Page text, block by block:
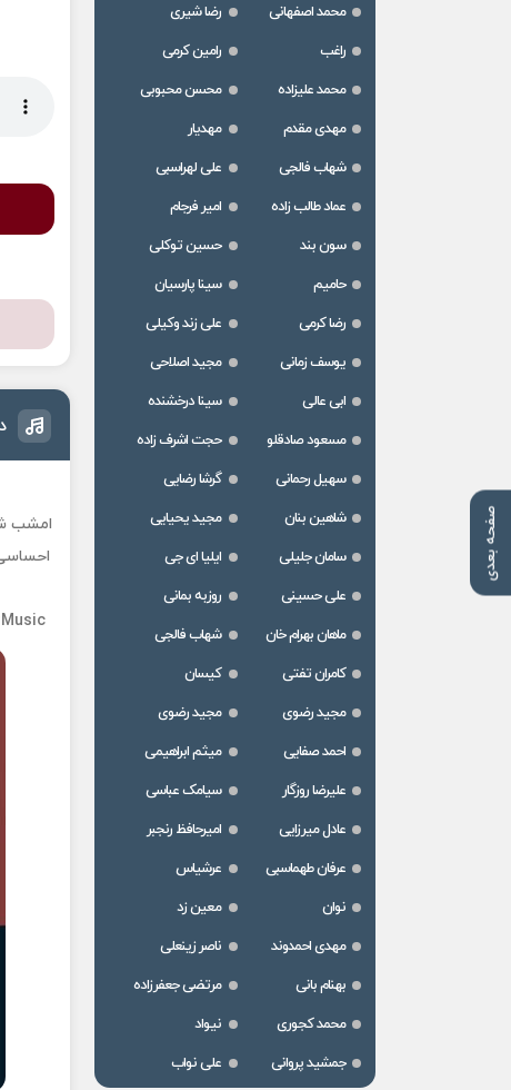
صفحه بعدی
امشب
محمد اصفهانی
رضا شیری
راغب
رامین کرمی
محمد علیزاده
محسن محبوبی
مهدی مقدم
مهدیار
شهاب فالجی
علی لهراسبی
عماد طالب زاده
امیر فرجام
سون بند
حسین توکلی
حامیم
سینا پارسیان
رضا کرمی
علی زند وکیلی
یوسف زمانی
مجید اصلاحی
ابی عالی
سینا درخشنده
مسعود صادقلو
حجت اشرف زاده
سهیل رحمانی
گرشا رضایی
شاهین بنان
مجید یحیایی
سامان جلیلی
ایلیا ای جی
علی حسینی
روزبه بمانی
ماهان بهرام خان
شهاب فالجی
کامران تفتی
کیسان
مجید رضوی
مجید رضوی
احمد صفایی
میثم ابراهیمی
علیرضا روزگار
سیامک عباسی
عادل میرزایی
امیرحافظ رنجبر
عرفان طهماسبی
عرشیاس
نوان
معین زد
مهدی احمدوند
ناصر زینعلی
بهنام بانی
مرتضی جعفرزاده
محمد کجوری
نیواد
جمشید پروانی
علی نواب